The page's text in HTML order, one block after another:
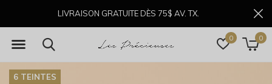
0 0
LIVRAISON GRATUITE DÈS 75$ AV. TX.
6 TEINTES